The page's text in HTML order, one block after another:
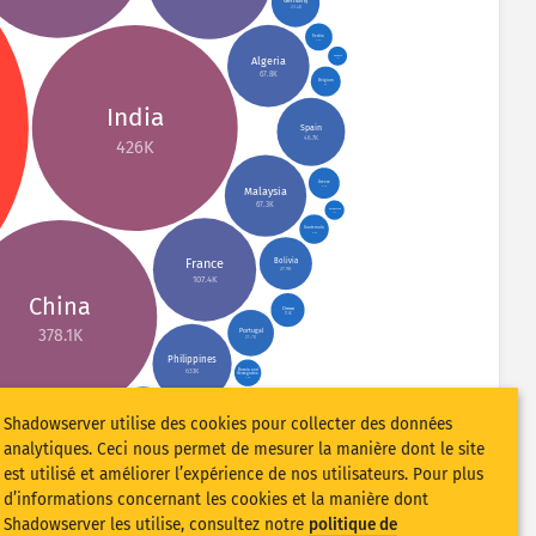
India
426K
China
378.1K
France
107.4K
Algeria
67.8K
Malaysia
67.3K
Philippines
63.1K
Spain
46.7K
Egypt
45.2K
30.4K
Bolivia
27.9K
Republic
25.5K
23.4K
Portugal
21.7K
13.2K
Oman
11.5K
Arab
Emirates
11K
Greece
9.7K
Belgium
9K
Guatemala
Serbia
7.5K
Bosnia and
Herzegovina
7.2K
Sweden
Jamaica
Kyrgyzstan
3.9K
Czechia
Panama
Shadowserver utilise des cookies pour collecter des données
analytiques. Ceci nous permet de mesurer la manière dont le site
est utilisé et améliorer l’expérience de nos utilisateurs. Pour plus
d’informations concernant les cookies et la manière dont
Shadowserver les utilise, consultez notre politique de